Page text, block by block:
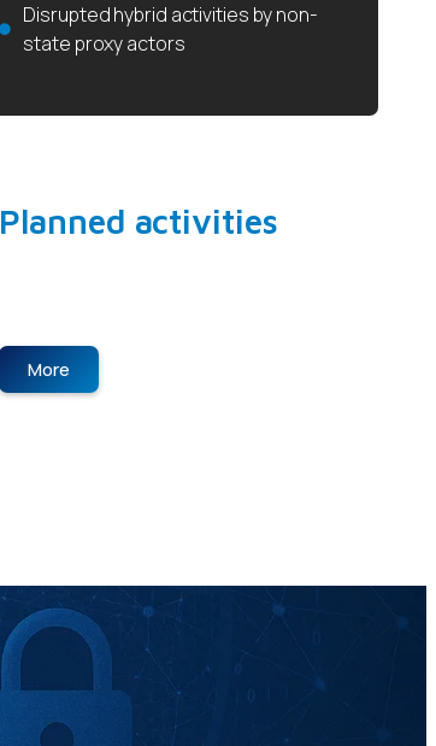
Disrupted hybrid activities by non-
state proxy actors
Planned activities
More